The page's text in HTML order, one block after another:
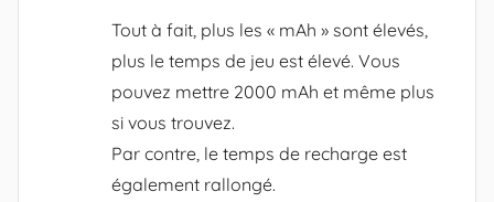
Tout à fait, plus les « mAh » sont élevés,
plus le temps de jeu est élevé. Vous
pouvez mettre 2000 mAh et même plus
si vous trouvez.
Par contre, le temps de recharge est
également rallongé.